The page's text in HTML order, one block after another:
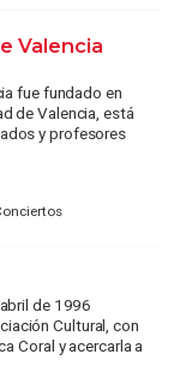
Valencia
fue fundado en
de Valencia, está
y profesores
de 1996
Cultural, con
Coral y acercarla a